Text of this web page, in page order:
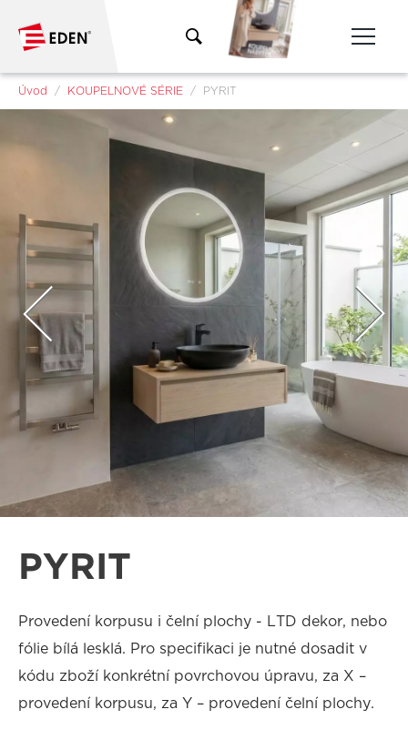
Jsi tady:
Úvod KOUPELNOVÉ SÉRIE PYRIT
PYRIT
Provedení korpusu i čelní plochy - LTD dekor, nebo
fólie bílá lesklá. Pro specifikaci je nutné dosadit v
kódu zboží konkrétní povrchovou úpravu, za X –
provedení korpusu, za Y – provedení čelní plochy.